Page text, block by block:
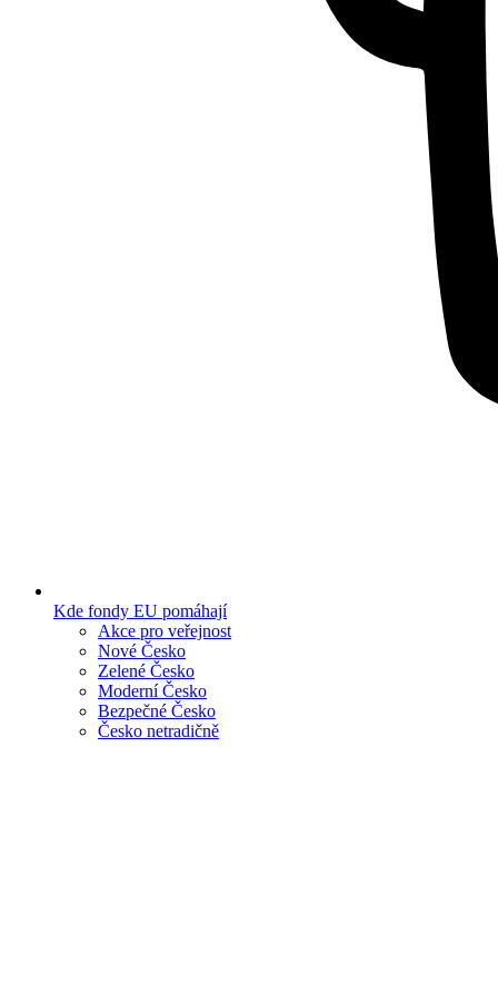
Kde fondy EU pomáhají
Akce pro veřejnost
Nové Česko
Zelené Česko
Moderní Česko
Bezpečné Česko
Česko netradičně